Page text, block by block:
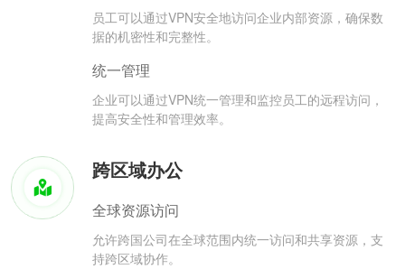
员工可以通过VPN安全地访问企业内部资源，确保数
据的机密性和完整性。
统一管理
企业可以通过VPN统一管理和监控员工的远程访问，
提高安全性和管理效率。
跨区域办公
全球资源访问
允许跨国公司在全球范围内统一访问和共享资源，支
持跨区域协作。